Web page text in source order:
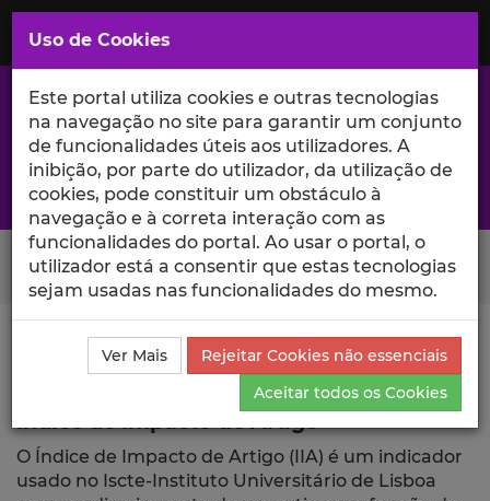
Saltar
para
Conteúdo
Principal
A excelência da investigação e ciência no Iscte
Search Button
Ciência_Iscte Publicações
Índice de Impacto de
O Índice de Impacto de Artigo (IIA) é um indicador
usado no Iscte-Instituto Universitário de Lisboa
Uso de Cookies
Este portal utiliza cookies e outras tecnologias
na navegação no site para garantir um conjunto
de funcionalidades úteis aos utilizadores. A
inibição, por parte do utilizador, da utilização de
cookies, pode constituir um obstáculo à
navegação e à correta interação com as
funcionalidades do portal. Ao usar o portal, o
utilizador está a consentir que estas tecnologias
sejam usadas nas funcionalidades do mesmo.
Ver Mais
Rejeitar Cookies não essenciais
Aceitar todos os Cookies